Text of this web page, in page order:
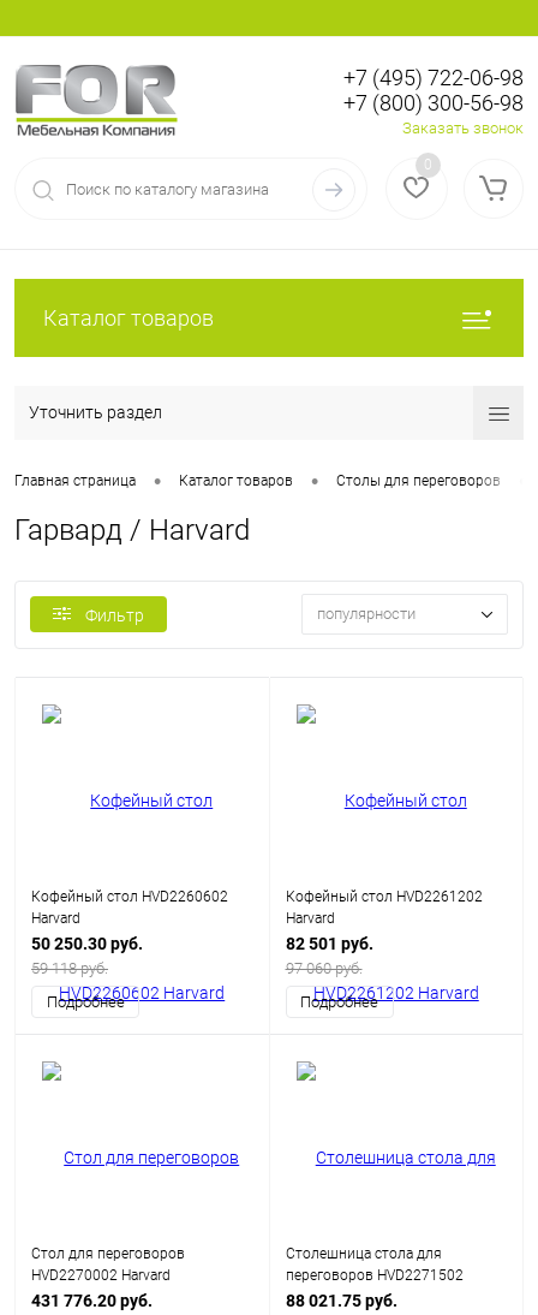
Регистрация
+7 (495) 722-06-98
+7 (800) 300-56-98
Заказать звонок
0
Каталог товаров
Уточнить раздел
Главная страница • Каталог товаров • Столы для переговоров
Гарвард / Harvard
Фильтр популярности
Кофейный стол HVD2260602
Harvard
50 250.30 руб.
59 118 руб.
Подробнее
Кофейный стол HVD2261202
Harvard
82 501 руб.
97 060 руб.
Подробнее
Стол для переговоров
HVD2270002 Harvard
431 776.20 руб.
Столешница стола для
переговоров HVD2271502
Harvard
88 021.75 руб.